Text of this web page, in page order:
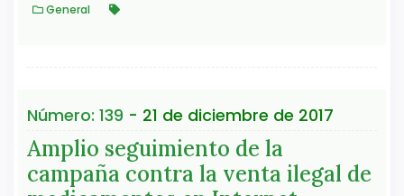
General
Número: 139 - 21 de diciembre de 2017
Amplio seguimiento de la
campaña contra la venta ilegal de